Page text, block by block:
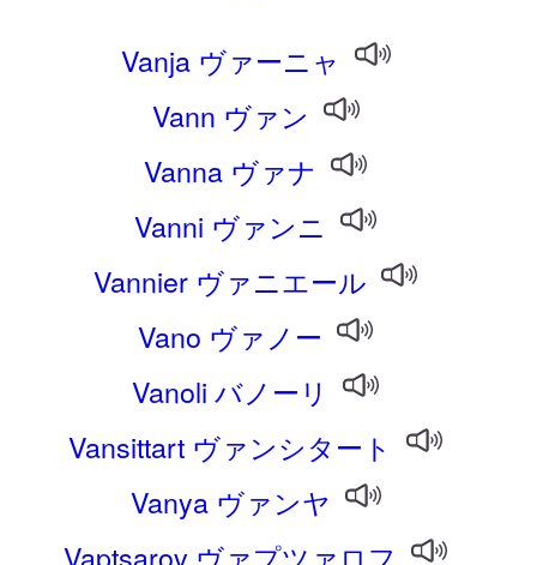
Vanja ヴァーニャ
Vann ヴァン
Vanna ヴァナ
Vanni ヴァンニ
Vannier ヴァニエール
Vano ヴァノー
Vanoli バノーリ
Vansittart ヴァンシタート
Vanya ヴァンヤ